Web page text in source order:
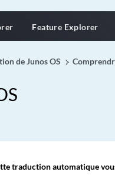
Feature Explorer
de Junos OS
traduction automatique